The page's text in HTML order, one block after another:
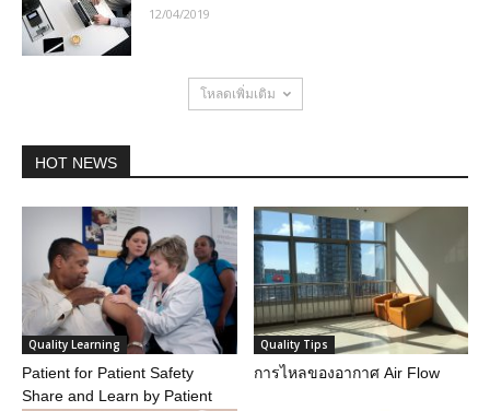
12/04/2019
โหลดเพิ่มเติม
HOT NEWS
Quality Learning
Patient for Patient Safety
Share and Learn by Patient
Quality Tips
การไหลของอากาศ Air Flow